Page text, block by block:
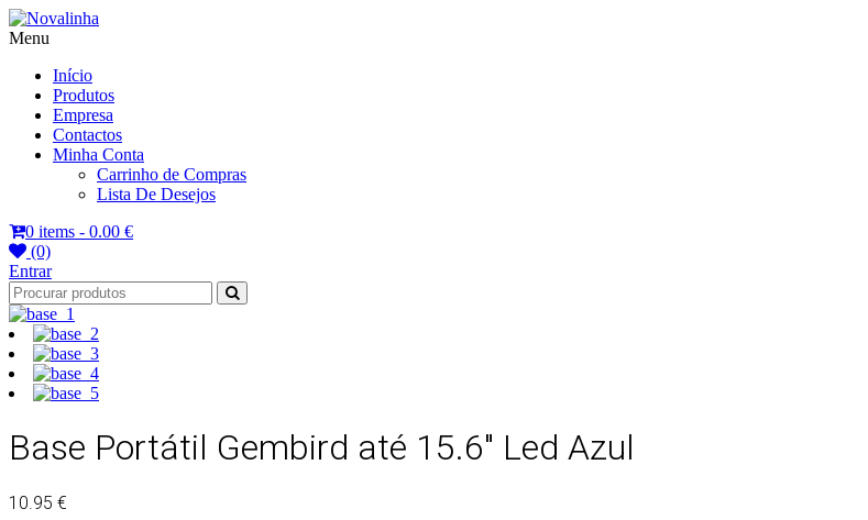
Novalinha
Informatica
Menu
Início
Produtos
Empresa
Contactos
Minha Conta
Carrinho de Compras
Lista De Desejos
0 items - 0.00 €
(0)
Entrar
Base Portátil Gembird até 15.6″ Led Azul
10.95 €